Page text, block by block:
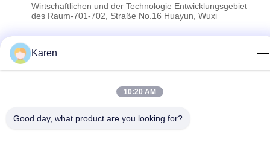
Wirtschaftlichen und der Technologie Entwicklungsgebiet
des Raum-701-702, Straße No.16 Huayun, Wuxi
China gut Qualität Heißer Kleber PUR Schmelz Lieferant.
Copyright © 2022-2026 Wuxi East Group Trading Co.,Ltd . Alle
Karen
10:20 AM
Good day, what product are you looking for?